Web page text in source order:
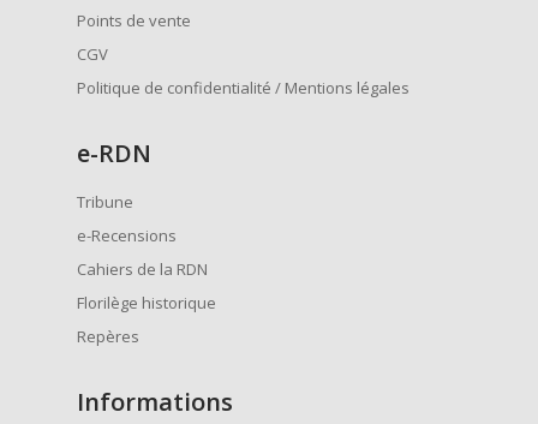
Points de vente
CGV
Politique de confidentialité / Mentions légales
e-RDN
Tribune
e-Recensions
Cahiers de la RDN
Florilège historique
Repères
Informations